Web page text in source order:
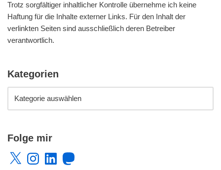
Trotz sorgfältiger inhaltlicher Kontrolle übernehme ich keine
Haftung für die Inhalte externer Links. Für den Inhalt der
verlinkten Seiten sind ausschließlich deren Betreiber
verantwortlich.
Kategorien
Folge mir